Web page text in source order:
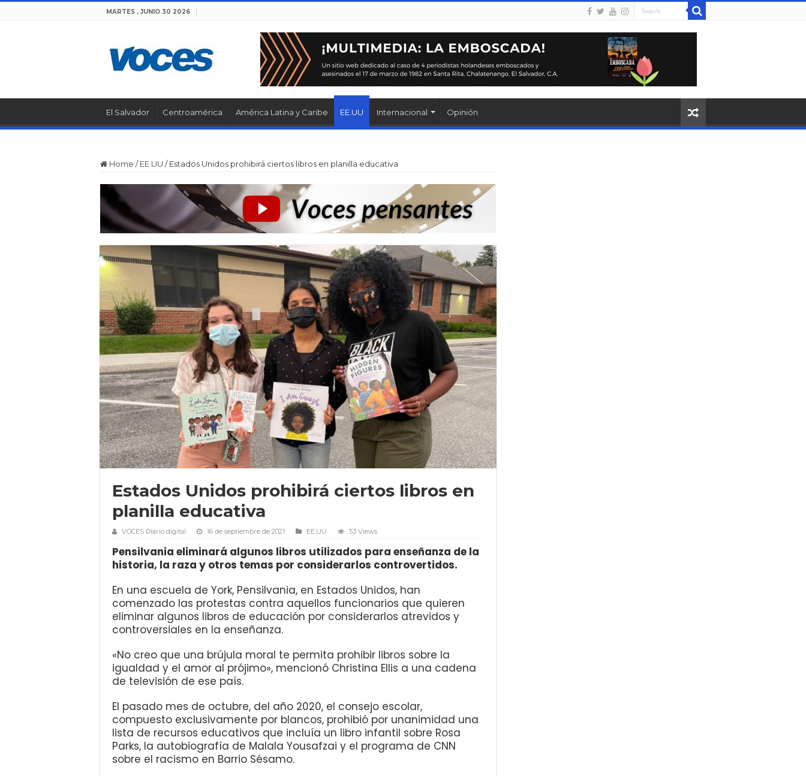
MARTES , JUNIO 30 2026
El Salvador Centroamérica América Latina y Caribe EE.UU Internacional Opinión
Home / EE.UU / Estados Unidos prohibirá ciertos libros en planilla educativa
Estados Unidos prohibirá ciertos libros en
planilla educativa
VOCES Diario digital 16 de septiembre de 2021 EE.UU 53 Views
Pensilvania eliminará algunos libros utilizados para enseñanza de la
historia, la raza y otros temas por considerarlos controvertidos.
En una escuela de York, Pensilvania, en Estados Unidos, han
comenzado las protestas contra aquellos funcionarios que quieren
eliminar algunos libros de educación por considerarlos atrevidos y
controversiales en la enseñanza.
«No creo que una brújula moral te permita prohibir libros sobre la
igualdad y el amor al prójimo», mencionó Christina Ellis a una cadena
de televisión de ese país.
El pasado mes de octubre, del año 2020, el consejo escolar,
compuesto exclusivamente por blancos, prohibió por unanimidad una
lista de recursos educativos que incluía un libro infantil sobre Rosa
Parks, la autobiografía de Malala Yousafzai y el programa de CNN
sobre el racismo en Barrio Sésamo.